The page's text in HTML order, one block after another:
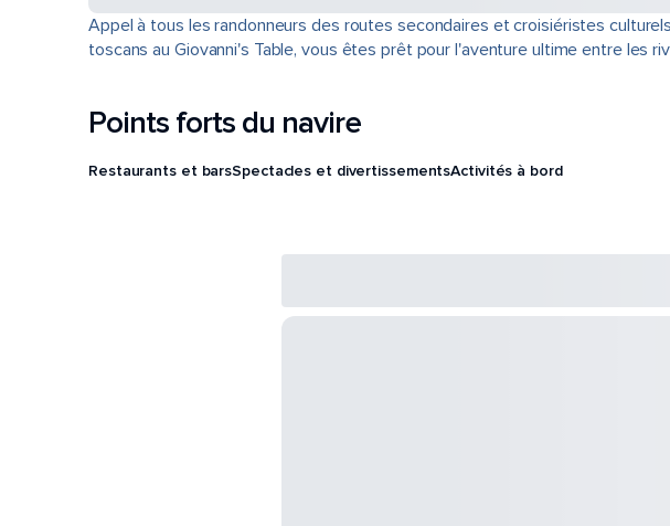
Appel à tous les randonneurs des routes secondaires et croisiéristes
toscans au Giovanni's Table, vous êtes prêt pour l'aventure ultime entre les
Points forts du navire
Restaurants et barsSpectacles et divertissementsActivités à bord